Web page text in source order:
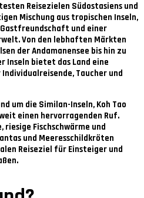
Reisezielen Südostasiens und
Mischung aus tropischen Inseln,
und einer
Von den lebhaften Märkten
der Andamanensee bis hin zu
Inseln bietet das Land eine
Taucher und
um die Similan-Inseln, Koh Tao
einen hervorragenden Ruf.
Fischschwärme und
und Meeresschildkröten
Reiseziel für Einsteiger und